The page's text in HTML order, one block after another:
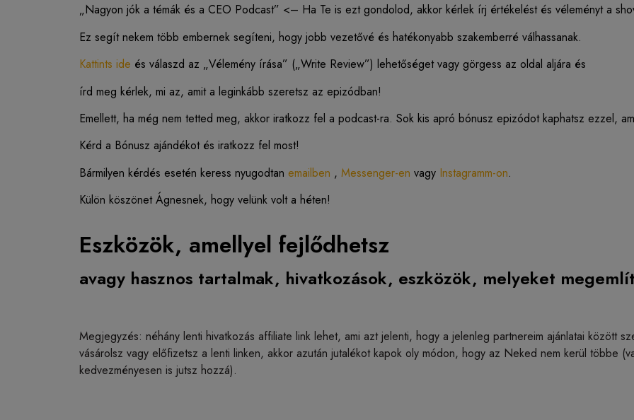
„Nagyon jók a témák és a CEO Podcast” <– Ha Te is ezt gondolod, akkor kérlek írj értékelést és véleményt a
Ez segít nekem több embernek segíteni, hogy jobb vezetővé és hatékonyabb szakemberré válhassanak.
Kattints ide és válaszd az „Vélemény írása” („Write Review”) lehetőséget vagy görgess az oldal aljára és
írd meg kérlek, mi az, amit a leginkább szeretsz az epizódban!
Emellett, ha még nem tetted meg, akkor iratkozz fel a podcast-ra. Sok kis apró bónusz epizódot kaphatsz ezzel,
Kérd a Bónusz ajándékot és iratkozz fel most!
Bármilyen kérdés esetén keress nyugodtan emailben , Messenger-en vagy Instagramm-on.
Külön köszönet Ágnesnek, hogy velünk volt a héten!
Eszközök, amellyel fejlődhetsz
avagy hasznos tartalmak, hivatkozások, eszközök, melyeket
Megjegyzés: néhány lenti hivatkozás affiliate link lehet, ami azt jelenti, hogy a jelenleg partnereim ajánlatai között
vásárolsz vagy előfizetsz a lenti linken, akkor azután jutalékot kapok oly módon, hogy az Neked nem kerül többe
kedvezményesen is jutsz hozzá).